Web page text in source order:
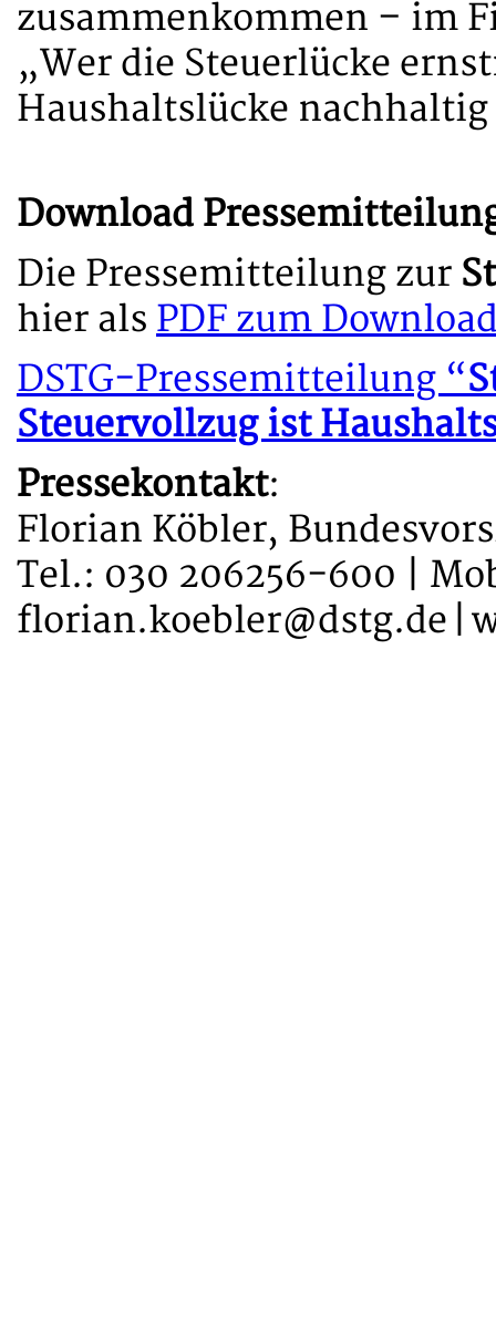
zusammenkommen – im
„Wer die Steuerlücke
Haushaltslücke
Download
Die Pressemitteilung zur
hier als PDF zum
DSTG-Pressemitteilung “
Steuervollzug ist
Pressekontakt:
Florian Köbler,
Tel.: 030 206256-600 |
florian.koebler@dstg.de |